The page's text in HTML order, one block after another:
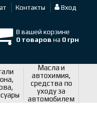
Контакты Вход
В вашей корзине
0 товаров на 0 грн
Масла и
автохимия,
средства по
уходу за
автомобилем